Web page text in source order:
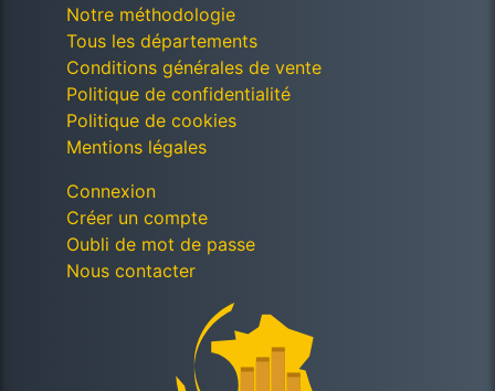
Notre méthodologie
Tous les départements
Conditions générales de vente
Politique de confidentialité
Politique de cookies
Mentions légales
Connexion
Créer un compte
Oubli de mot de passe
Nous contacter